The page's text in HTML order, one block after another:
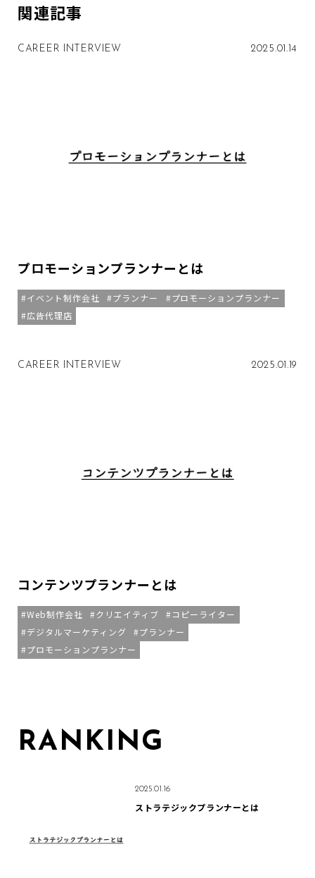
関連記事
CAREER INTERVIEW 2025.01.14
プロモーションプランナーとは
イベント制作会社 プランナー
プロモーションプランナー
広告代理店
CAREER INTERVIEW 2025.01.19
コンテンツプランナーとは
Web制作会社 クリエイティブ
コピーライター
デジタルマーケティング
プランナー
プロモーションプランナー
RANKING
2025.01.16
ストラテジックプランナーとは